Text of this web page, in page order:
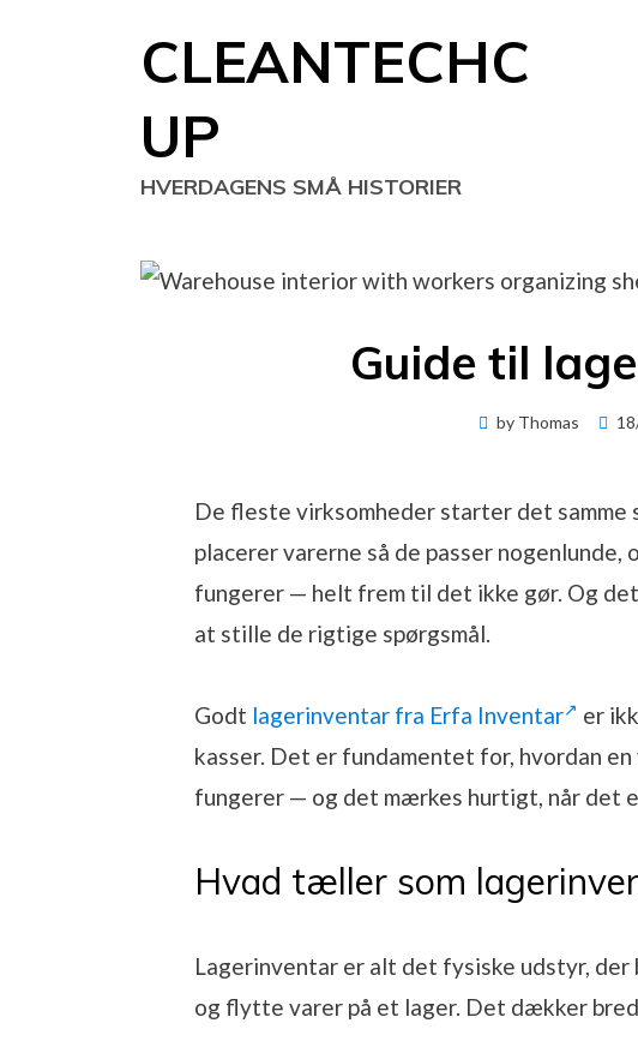
CLEANTECHC
UP
HVERDAGENS SMÅ HISTORIER
Guide til
by Thomas
De fleste virksomheder starter det samme
placerer varerne så de passer
fungerer — helt frem til det ikke gør. Og
at stille de rigtige spørgsmål.
Godt lagerinventar fra Erfa Inventar
er
kasser. Det er fundamentet for, hvordan
fungerer — og det mærkes hurtigt, når det
Hvad tæller som
Lagerinventar er alt det fysiske udstyr,
og flytte varer på et lager. Det dækker